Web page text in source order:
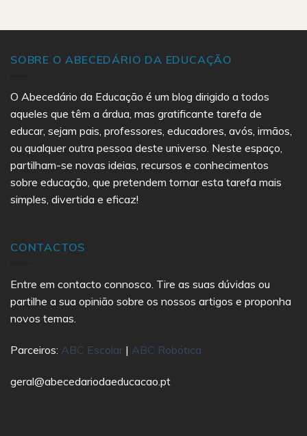
SOBRE O ABECEDÁRIO DA EDUCAÇÃO
O Abecedário da Educação é um blog dirigido a todos
aqueles que têm a árdua, mas gratificante tarefa de
educar, sejam pais, professores, educadores, avós, irmãos,
ou qualquer outra pessoa deste universo. Neste espaço,
partilham-se novas ideias, recursos e conhecimentos
sobre educação, que pretendem tornar esta tarefa mais
simples, divertida e eficaz!
CONTACTOS
Entre em contacto connosco. Tire as suas dúvidas ou
partilhe a sua opinião sobre os nossos artigos e proponha
novos temas.
Parceiros: ABC Escolar | ABC Robótica
geral@abecedariodaeducacao.pt